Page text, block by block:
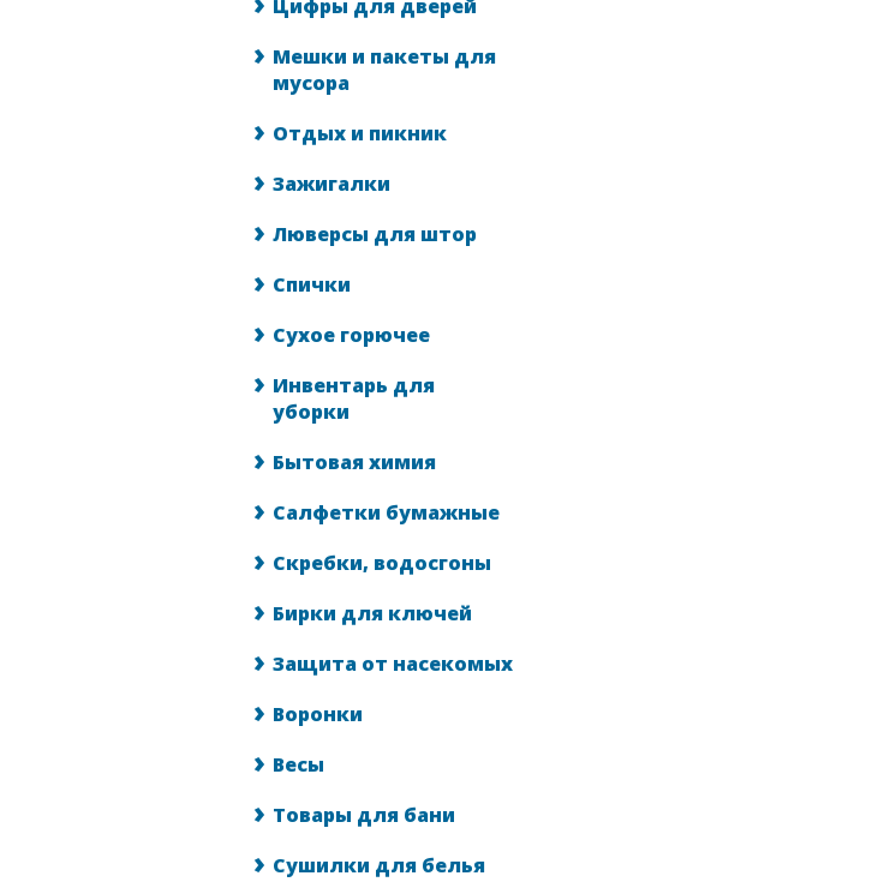
Цифры для дверей
Мешки и пакеты для
мусора
Отдых и пикник
Зажигалки
Люверсы для штор
Спички
Сухое горючее
Инвентарь для
уборки
Бытовая химия
Салфетки бумажные
Скребки, водосгоны
Бирки для ключей
Защита от насекомых
Воронки
Весы
Товары для бани
Сушилки для белья